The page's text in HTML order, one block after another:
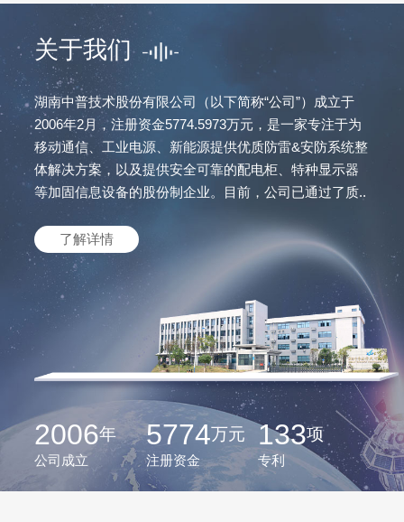
关于我们
湖南中普技术股份有限公司（以下简称“公司”）成立于
2006年2月，注册资金5774.5973万元，是一家专注于为
移动通信、工业电源、新能源提供优质防雷&安防系统整
体解决方案，以及提供安全可靠的配电柜、特种显示器
等加固信息设备的股份制企业。目前，公司已通过了质..
了解详情
2006年
公司成立
5774万元
注册资金
133项
专利